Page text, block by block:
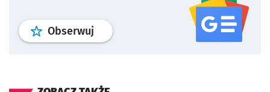
Obserwuj profil serwisu